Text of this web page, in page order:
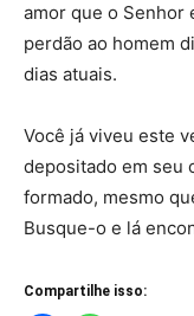
amor que o Senhor
perdão ao homem
dias atuais.
Você já viveu este
depositado em seu
formado, mesmo
Busque-o e lá
Compartilhe isso: